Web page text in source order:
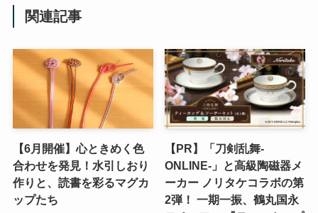
関連記事
【6月開催】心ときめく色
合わせを発見！水引しおり
作りと、読書を彩るマグカ
ップたち
【PR】「刀剣乱舞-
ONLINE-」と高級陶磁器メ
ーカー ノリタケコラボの第
2弾！ 一期一振、鶴丸国永